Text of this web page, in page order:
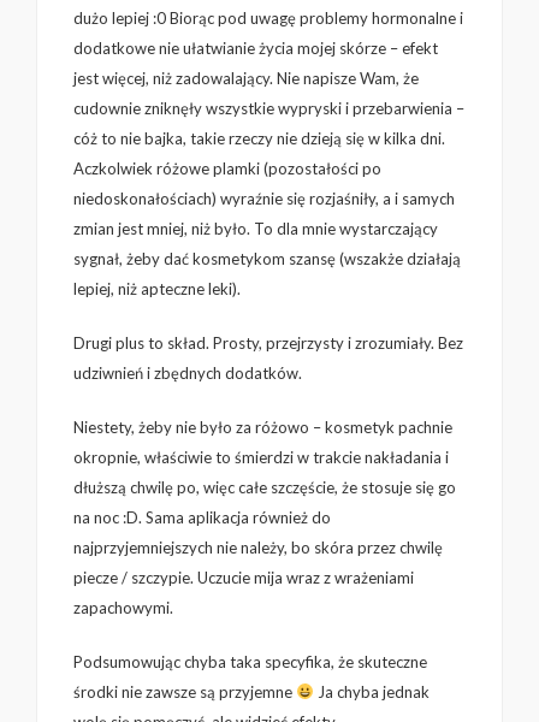
dużo lepiej :0 Biorąc pod uwagę problemy hormonalne i
dodatkowe nie ułatwianie życia mojej skórze – efekt
jest więcej, niż zadowalający. Nie napisze Wam, że
cudownie zniknęły wszystkie wypryski i przebarwienia –
cóż to nie bajka, takie rzeczy nie dzieją się w kilka dni.
Aczkolwiek różowe plamki (pozostałości po
niedoskonałościach) wyraźnie się rozjaśniły, a i samych
zmian jest mniej, niż było. To dla mnie wystarczający
sygnał, żeby dać kosmetykom szansę (wszakże działają
lepiej, niż apteczne leki).
Drugi plus to skład. Prosty, przejrzysty i zrozumiały. Bez
udziwnień i zbędnych dodatków.
Niestety, żeby nie było za różowo – kosmetyk pachnie
okropnie, właściwie to śmierdzi w trakcie nakładania i
dłuższą chwilę po, więc całe szczęście, że stosuje się go
na noc :D. Sama aplikacja również do
najprzyjemniejszych nie należy, bo skóra przez chwilę
piecze / szczypie. Uczucie mija wraz z wrażeniami
zapachowymi.
Podsumowując chyba taka specyfika, że skuteczne
środki nie zawsze są przyjemne
Ja chyba jednak